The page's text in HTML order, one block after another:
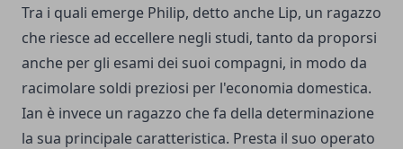
Tra i quali emerge Philip, detto anche Lip, un ragazzo
che riesce ad eccellere negli studi, tanto da proporsi
anche per gli esami dei suoi compagni, in modo da
racimolare soldi preziosi per l'economia domestica.
Ian è invece un ragazzo che fa della determinazione
la sua principale caratteristica. Presta il suo operato